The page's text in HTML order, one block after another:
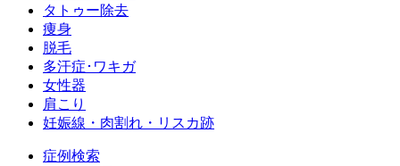
タトゥー除去
痩身
脱毛
多汗症･ワキガ
女性器
肩こり
妊娠線・肉割れ・リスカ跡
症例検索